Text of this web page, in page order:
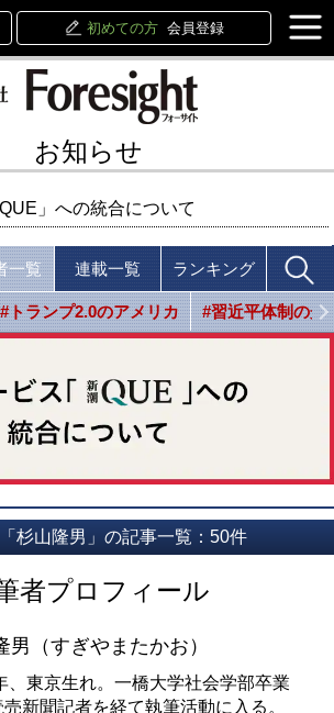
初めての方 会員登録
お知らせ
」への統合について
一覧 連載一覧 ランキング
#トランプ2.0のアメリカ #習近平体制の光
杉山隆男」の記事一覧：50件
者プロフィール
男（すぎやまたかお）
、東京生れ。一橋大学社会学部卒業
新聞記者を経て執筆活動に入る。